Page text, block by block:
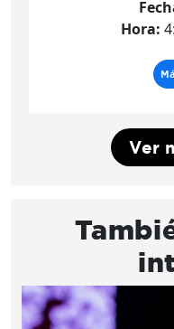
Hora:
Ver